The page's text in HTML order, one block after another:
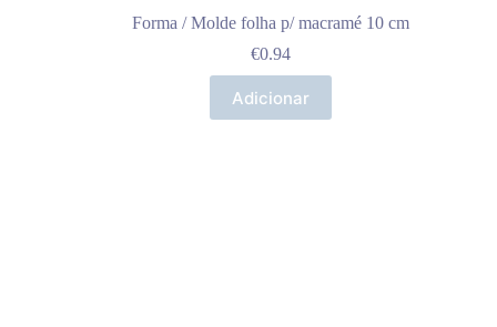
Forma / Molde folha p/ macramé 10 cm
€0.94
Adicionar